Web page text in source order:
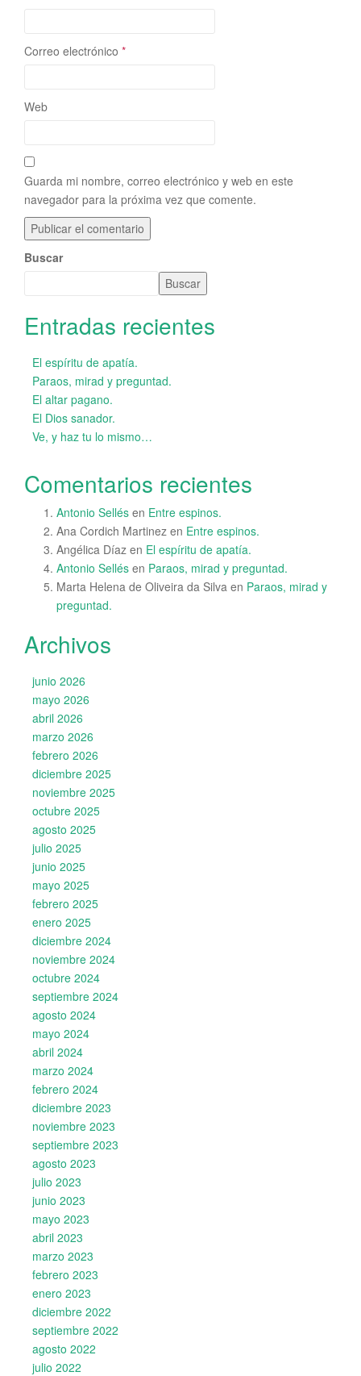
Correo electrónico *
Web
Guarda mi nombre, correo electrónico y web en este
navegador para la próxima vez que comente.
Buscar
Buscar
Entradas recientes
El espíritu de apatía.
Paraos, mirad y preguntad.
El altar pagano.
El Dios sanador.
Ve, y haz tu lo mismo…
Comentarios recientes
Antonio Sellés en Entre espinos.
Ana Cordich Martinez en Entre espinos.
Angélica Díaz en El espíritu de apatía.
Antonio Sellés en Paraos, mirad y preguntad.
Marta Helena de Oliveira da Silva en Paraos, mirad y
preguntad.
Archivos
junio 2026
mayo 2026
abril 2026
marzo 2026
febrero 2026
diciembre 2025
noviembre 2025
octubre 2025
agosto 2025
julio 2025
junio 2025
mayo 2025
febrero 2025
enero 2025
diciembre 2024
noviembre 2024
octubre 2024
septiembre 2024
agosto 2024
mayo 2024
abril 2024
marzo 2024
febrero 2024
diciembre 2023
noviembre 2023
septiembre 2023
agosto 2023
julio 2023
junio 2023
mayo 2023
abril 2023
marzo 2023
febrero 2023
enero 2023
diciembre 2022
septiembre 2022
agosto 2022
julio 2022